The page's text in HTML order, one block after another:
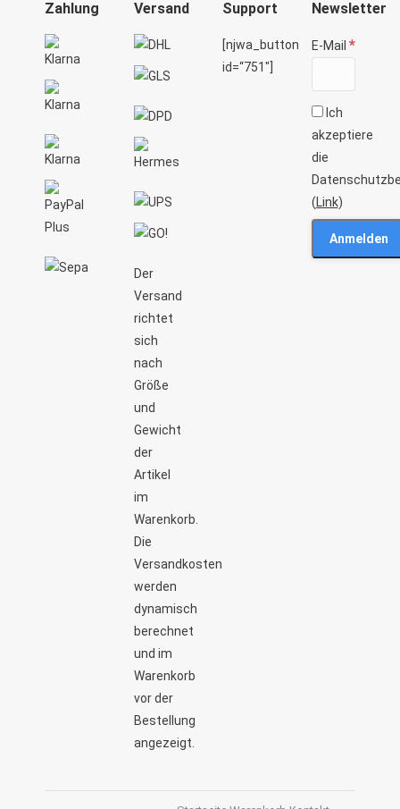
Zahlung Versand
Der
Versand
richtet
sich
nach
Größe
und
Gewicht
der
Artikel
im
Warenkorb.
Die
Versandkosten
werden
dynamisch
berechnet
und im
Warenkorb
vor der
Bestellung
angezeigt.
Support
[njwa_button
id=“751″]
Newsletter
E-Mail *
Ich
akzeptiere
die
(Link)